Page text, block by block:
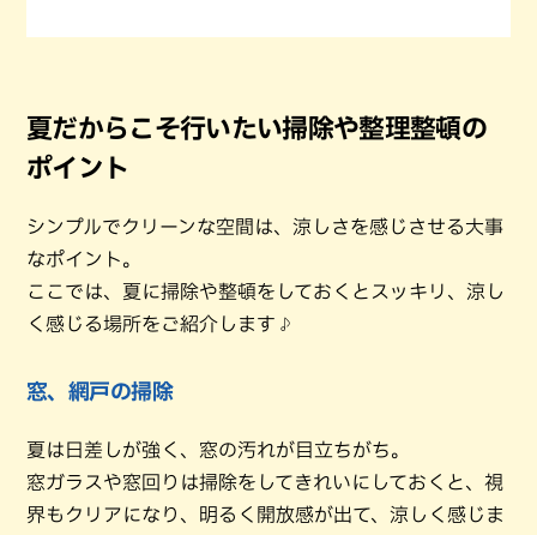
夏だからこそ行いたい掃除や整理整頓の
ポイント
シンプルでクリーンな空間は、涼しさを感じさせる大事
なポイント。
ここでは、夏に掃除や整頓をしておくとスッキリ、涼し
く感じる場所をご紹介します♪
窓、網戸の掃除
夏は日差しが強く、窓の汚れが目立ちがち。
窓ガラスや窓回りは掃除をしてきれいにしておくと、視
界もクリアになり、明るく開放感が出て、涼しく感じま